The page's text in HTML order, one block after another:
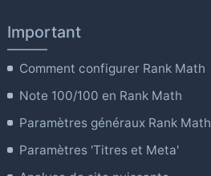
Important
Comment configurer Rank Math
Note 100/100 en Rank Math
Paramètres généraux Rank Math
Paramètres 'Titres et Meta'